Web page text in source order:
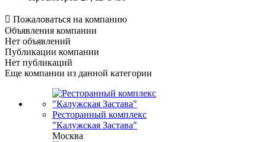
 Пожаловаться на компанию
Объявления компании
Нет объявлений
Публикации компании
Нет публикаций
Еще компании из данной категории
Ресторанный комплекс
"Калужская Застава"
Москва